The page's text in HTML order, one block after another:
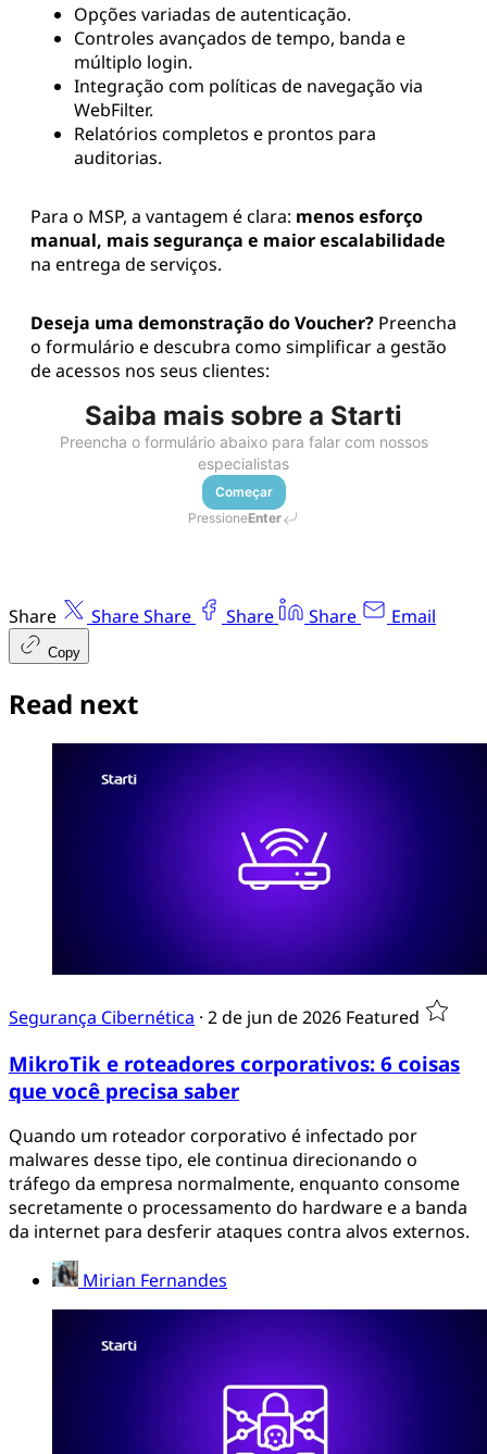
Opções variadas de autenticação.
Controles avançados de tempo, banda e
múltiplo login.
Integração com políticas de navegação via
WebFilter.
Relatórios completos e prontos para
auditorias.
Para o MSP, a vantagem é clara: menos esforço
manual, mais segurança e maior escalabilidade
na entrega de serviços.
Deseja uma demonstração do Voucher? Preencha
o formulário e descubra como simplificar a gestão
de acessos nos seus clientes:
Saiba mais sobre a Starti
Preencha o formulário abaixo para falar com nossos
especialistas
Começar
PressioneEnter
Share ShareShare Share Share Email
Copy
Read next
Segurança Cibernética · 2 de jun de 2026 Featured
MikroTik e roteadores corporativos: 6 coisas
que você precisa saber
Quando um roteador corporativo é infectado por
malwares desse tipo, ele continua direcionando o
tráfego da empresa normalmente, enquanto consome
secretamente o processamento do hardware e a banda
da internet para desferir ataques contra alvos externos.
Mirian Fernandes